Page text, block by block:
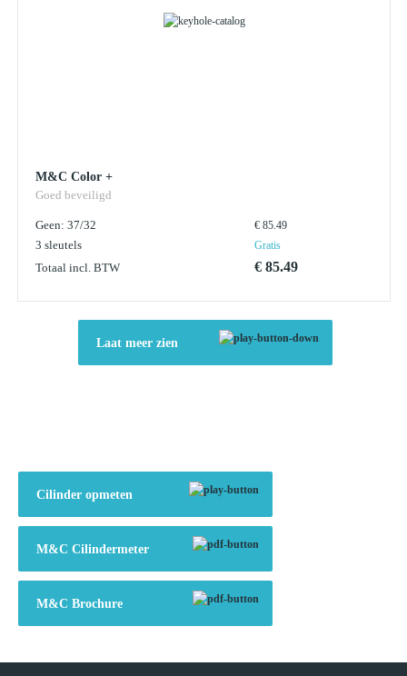
M&C Color +
Goed beveiligd
Geen: 37/32 € 85.49
3 sleutels Gratis
Totaal incl. BTW € 85.49
Laat meer zien
Cilinder opmeten
M&C Cilindermeter
M&C Brochure